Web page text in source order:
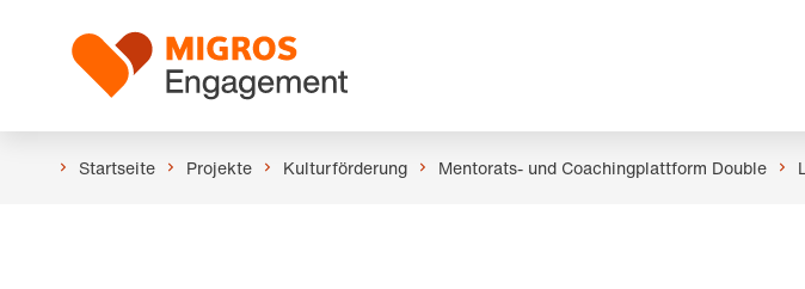
Navigation
überspringen
Logo
Startseite Projekte Kulturförderung Mentorats- und Coachingplattform Double